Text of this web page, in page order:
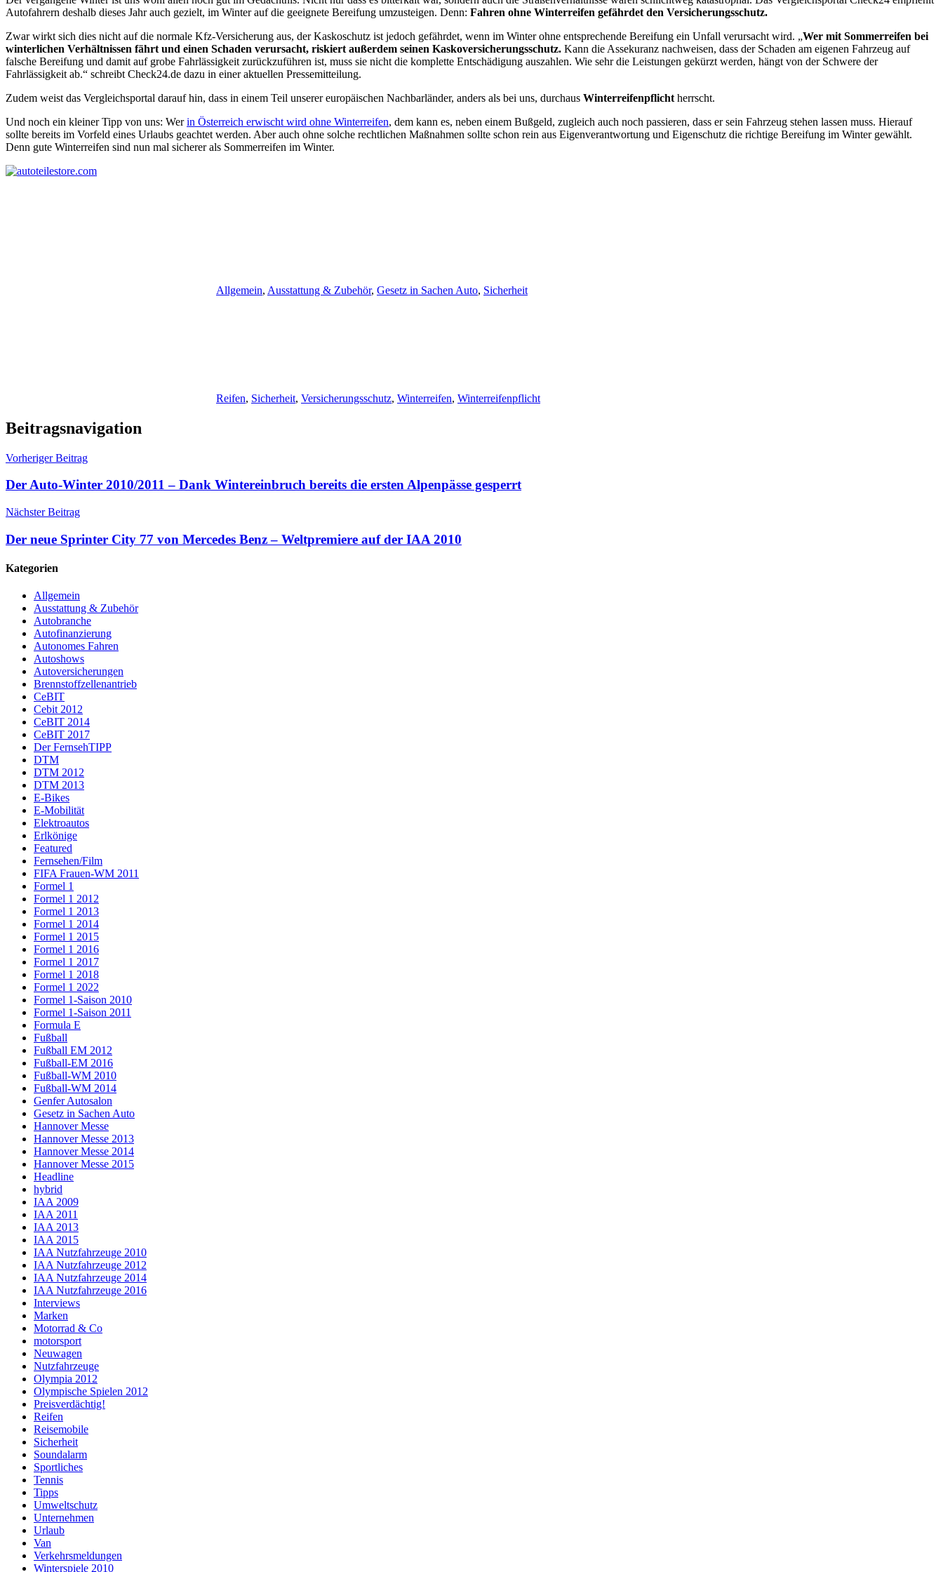
Autofahrern deshalb dieses Jahr auch gezielt, im Winter auf die geeignete Bereifung umzusteigen. Denn: Fahren ohne Winterreifen gefährdet den Versicherungsschutz.
Zwar wirkt sich dies nicht auf die normale Kfz-Versicherung aus, der Kaskoschutz ist jedoch gefährdet, wenn im Winter ohne entsprechende Bereifung ein Unfall verursacht wird. „Wer mit Sommerreifen bei
winterlichen Verhältnissen fährt und einen Schaden verursacht, riskiert außerdem seinen Kaskoversicherungsschutz. Kann die Assekuranz nachweisen, dass der Schaden am eigenen Fahrzeug auf
falsche Bereifung und damit auf grobe Fahrlässigkeit zurückzuführen ist, muss sie nicht die komplette Entschädigung auszahlen. Wie sehr die Leistungen gekürzt werden, hängt von der Schwere der
Fahrlässigkeit ab.“ schreibt Check24.de dazu in einer aktuellen Pressemitteilung.
Zudem weist das Vergleichsportal darauf hin, dass in einem Teil unserer europäischen Nachbarländer, anders als bei uns, durchaus Winterreifenpflicht herrscht.
Und noch ein kleiner Tipp von uns: Werin Österreich erwischt wird ohne Winterreifen, dem kann es, neben einem Bußgeld, zugleich auch noch passieren, dass er sein Fahrzeug stehen lassen muss. Hierauf
sollte bereits im Vorfeld eines Urlaubs geachtet werden. Aber auch ohne solche rechtlichen Maßnahmen sollte schon rein aus Eigenverantwortung und Eigenschutz die richtige Bereifung im Winter gewählt.
Denn gute Winterreifen sind nun mal sicherer als Sommerreifen im Winter.
Allgemein, Ausstattung & Zubehör, Gesetz in Sachen Auto, Sicherheit
Reifen, Sicherheit, Versicherungsschutz, Winterreifen, Winterreifenpflicht
Beitragsnavigation
Vorheriger Beitrag
Der Auto-Winter 2010/2011 – Dank Wintereinbruch bereits die ersten Alpenpässe gesperrt
Nächster Beitrag
Der neue Sprinter City 77 von Mercedes Benz – Weltpremiere auf der IAA 2010
Kategorien
Allgemein
Ausstattung & Zubehör
Autobranche
Autofinanzierung
Autonomes Fahren
Autoshows
Autoversicherungen
Brennstoffzellenantrieb
CeBIT
Cebit 2012
CeBIT 2014
CeBIT 2017
Der FernsehTIPP
DTM
DTM 2012
DTM 2013
E-Bikes
E-Mobilität
Elektroautos
Erlkönige
Featured
Fernsehen/Film
FIFA Frauen-WM 2011
Formel 1
Formel 1 2012
Formel 1 2013
Formel 1 2014
Formel 1 2015
Formel 1 2016
Formel 1 2017
Formel 1 2018
Formel 1 2022
Formel 1-Saison 2010
Formel 1-Saison 2011
Formula E
Fußball
Fußball EM 2012
Fußball-EM 2016
Fußball-WM 2010
Fußball-WM 2014
Genfer Autosalon
Gesetz in Sachen Auto
Hannover Messe
Hannover Messe 2013
Hannover Messe 2014
Hannover Messe 2015
Headline
hybrid
IAA 2009
IAA 2011
IAA 2013
IAA 2015
IAA Nutzfahrzeuge 2010
IAA Nutzfahrzeuge 2012
IAA Nutzfahrzeuge 2014
IAA Nutzfahrzeuge 2016
Interviews
Marken
Motorrad & Co
motorsport
Neuwagen
Nutzfahrzeuge
Olympia 2012
Olympische Spielen 2012
Preisverdächtig!
Reifen
Reisemobile
Sicherheit
Soundalarm
Sportliches
Tennis
Tipps
Umweltschutz
Unternehmen
Urlaub
Van
Verkehrsmeldungen
Winterspiele 2010